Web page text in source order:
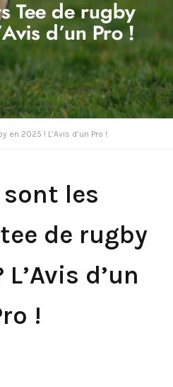
Tee de rugby
d’un Pro !
en 2025 ! L’Avis d’un Pro !
sont les
de rugby
d’un
!